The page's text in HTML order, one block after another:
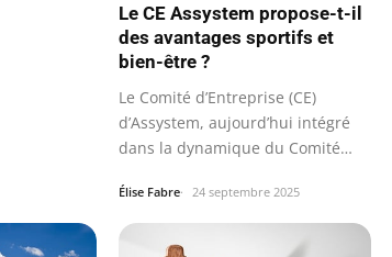
Le CE Assystem propose-t-il
des avantages sportifs et
bien-être ?
Le Comité d’Entreprise (CE)
d’Assystem, aujourd’hui intégré
dans la dynamique du Comité
Élise Fabre 24 septembre 2025